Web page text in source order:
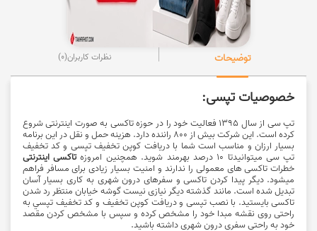
توضیحات نظرات کاربران(0)
خصوصیات تپسی:
تپ سی از سال 1395 فعالیت خود را در حوزه تاکسی به صورت اینترنتی شروع
کرده است. این شرکت بیش از 800 راننده دارد. هزینه حمل و نقل در این برنامه
بسیار ارزان و مناسب است شما با دریافت کوپن تخفیف تپسی و کد تخفیف
تپ سی میتوانیدتا 10 درصد بهرمند شوید. همچنین امروزه
تاکسی اینترنتی
خطرات تاکسی های معمولی را ندارند و امنیت بسیار زیادی برای مسافر فراهم
میشود. دیگر پیدا کردن تاکسی و سفرهای درون شهری به کاری بسیار آسان
تبدیل شده است. مانند گذشته دیگر نیازی نیست گوشه خیابان منتظر رد شدن
تاکسی بایستید. با نصب تپسی و دریافت کوپن تخفیف و كد تخفيف تپسي به
راحتی روی نقشه مبدا خود را مشخص کرده و سپس با مشخص کردن مقصد
خود به راحتی سفری درون شهری داشته باشید.